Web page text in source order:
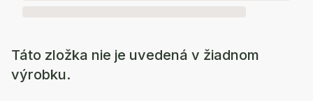
Táto zložka nie je uvedená v žiadnom
výrobku.